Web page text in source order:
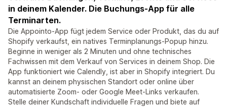
in deinem Kalender. Die Buchungs-App für alle
Terminarten.
Die Appointo-App fügt jedem Service oder Produkt, das du auf
Shopify verkaufst, ein natives Terminplanungs-Popup hinzu.
Beginne in weniger als 2 Minuten und ohne technisches
Fachwissen mit dem Verkauf von Services in deinem Shop. Die
App funktioniert wie Calendly, ist aber in Shopify integriert. Du
kannst an deinem physischen Standort oder online über
automatisierte Zoom- oder Google Meet-Links verkaufen.
Stelle deiner Kundschaft individuelle Fragen und biete auf